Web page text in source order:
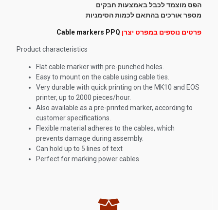
הפס מוצמד לכבל באמצעות חבקים
מספר אורכים בהתאם לכמות הסימניות
פרטים נוספים במפרט יצרן Cable markers PPQ
Product characteristics
Flat cable marker with pre-punched holes.
Easy to mount on the cable using cable ties.
Very durable with quick printing on the MK10 and EOS
printer, up to 2000 pieces/hour.
Also available as a pre-printed marker, according to
customer specifications.
Flexible material adheres to the cables, which
prevents damage during assembly.
Can hold up to 5 lines of text
Perfect for marking power cables.